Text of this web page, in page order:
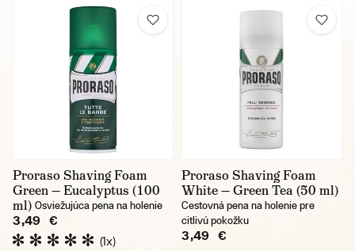
Proraso Shaving Foam
Green — Eucalyptus (100
ml) Osviežujúca pena na holenie
3,49 €
(1x)
Proraso Shaving Foam
White — Green Tea (50 ml)
Cestovná pena na holenie pre
citlivú pokožku
3,49 €